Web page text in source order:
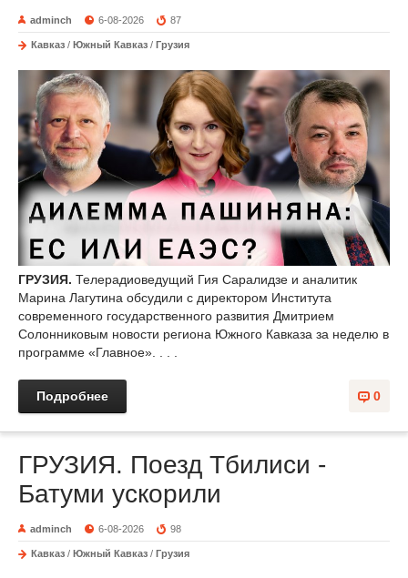
adminch 6-08-2026 87
Кавказ / Южный Кавказ / Грузия
ГРУЗИЯ. Телерадиоведущий Гия Саралидзе и аналитик
Марина Лагутина обсудили с директором Института
современного государственного развития Дмитрием
Солонниковым новости региона Южного Кавказа за неделю в
программе «Главное». . . .
0
Подробнее
ГРУЗИЯ. Поезд Тбилиси -
Батуми ускорили
adminch 6-08-2026 98
Кавказ / Южный Кавказ / Грузия